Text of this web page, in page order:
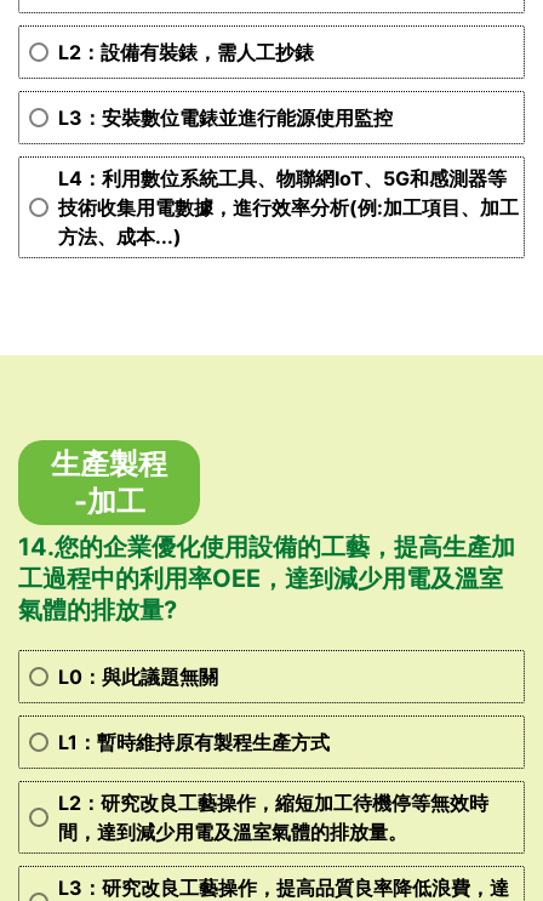
L2：設備有裝錶，需人工抄錶
L3：安裝數位電錶並進行能源使用監控
L4：利用數位系統工具、物聯網IoT、5G和感測器等
技術收集用電數據，進行效率分析(例:加工項目、加工
方法、成本...)
生產製程
-加工
14.您的企業優化使用設備的工藝，提高生產加
工過程中的利用率OEE，達到減少用電及溫室
氣體的排放量?
L0：與此議題無關
L1：暫時維持原有製程生產方式
L2：研究改良工藝操作，縮短加工待機停等無效時
間，達到減少用電及溫室氣體的排放量。
L3：研究改良工藝操作，提高品質良率降低浪費，達